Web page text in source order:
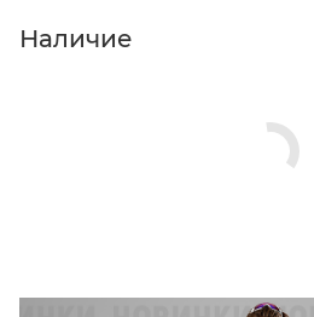
Нажмите кнопку «Оформить
Наличие